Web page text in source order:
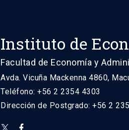
Instituto de
Facultad de Economía y
Avda. Vicuña Mackenna 4860,
Teléfono: +56 2 2354 4303
Dirección de Postgrado: +56 2